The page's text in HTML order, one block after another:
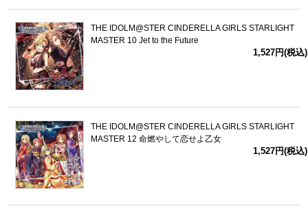
THE IDOLM@STER CINDERELLA GIRLS STARLIGHT
MASTER 10 Jet to the Future
1,527円(税込)
THE IDOLM@STER CINDERELLA GIRLS STARLIGHT
MASTER 12 命燃やして恋せよ乙女
1,527円(税込)